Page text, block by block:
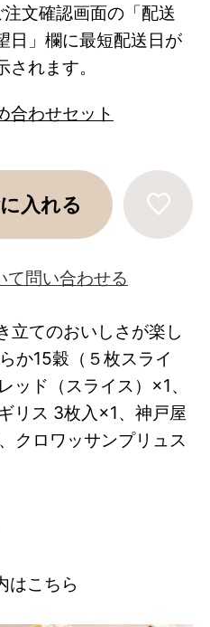
文確認画面の「配送
日」欄に最短配送日が
されます。
合わせセット
入れる
て問い合わせる
立てのおいしさが楽し
か15穀（５枚スライ
ッド（スライス）×1、
リス 3枚入×1、神戸屋
クロワッサンプリュス
はこちら